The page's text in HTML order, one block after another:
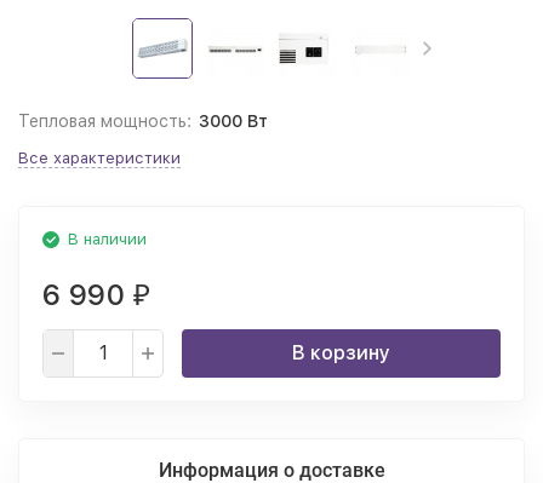
Тепловая мощность: 3000 Вт
Все характеристики
В наличии
6 990 ₽
В корзину
Информация о доставке